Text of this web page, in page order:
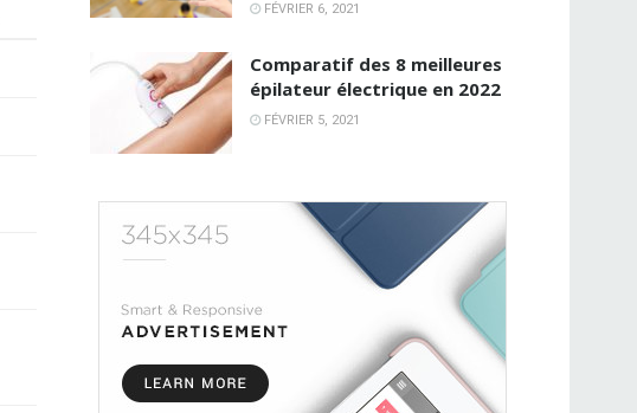
FÉVRIER 6, 2021
Comparatif des 8 meilleures
épilateur électrique en 2022
FÉVRIER 5, 2021